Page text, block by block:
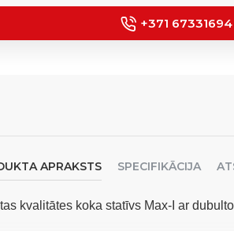
+371 67331694
APRAKSTS SPECIFIKĀCIJA
kvalitātes koka statīvs Max-I ar